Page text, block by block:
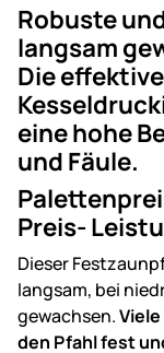
Robuste
langsam
Die effektive
eine hohe
und Fäule.
Preis-
Dieser
langsam, bei
gewachsen.
den Pfahl fest